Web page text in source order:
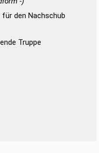
für den Nachschub
Truppe